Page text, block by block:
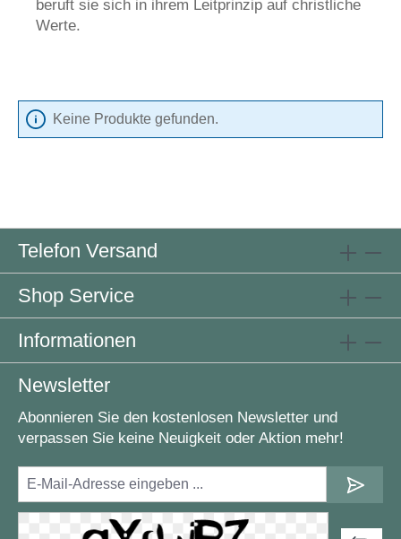
beruft sie sich in ihrem Leitprinzip auf christliche
Werte.
Keine Produkte gefunden.
Telefon Versand
Shop Service
Informationen
Newsletter
Abonnieren Sie den kostenlosen Newsletter und
verpassen Sie keine Neuigkeit oder Aktion mehr!